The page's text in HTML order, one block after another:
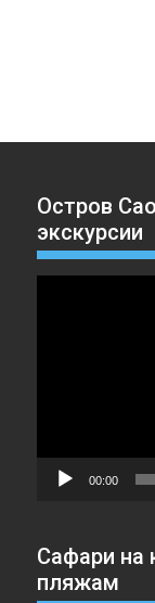
Остров
экскурсии
00:00
Сафари на
пляжам